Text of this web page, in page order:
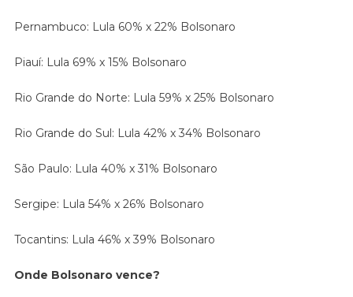
Pernambuco: Lula 60% x 22% Bolsonaro
Piauí: Lula 69% x 15% Bolsonaro
Rio Grande do Norte: Lula 59% x 25% Bolsonaro
Rio Grande do Sul: Lula 42% x 34% Bolsonaro
São Paulo: Lula 40% x 31% Bolsonaro
Sergipe: Lula 54% x 26% Bolsonaro
Tocantins: Lula 46% x 39% Bolsonaro
Onde Bolsonaro vence?